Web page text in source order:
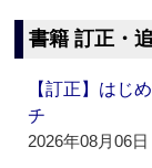
書籍 訂正・
【訂正】はじ
チ
2026年08月06日